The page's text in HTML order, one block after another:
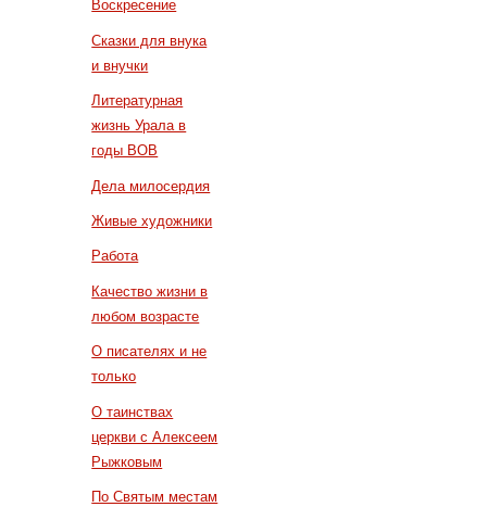
Воскресение
Сказки для внука
и внучки
Литературная
жизнь Урала в
годы ВОВ
Дела милосердия
Живые художники
Работа
Качество жизни в
любом возрасте
О писателях и не
только
О таинствах
церкви с Алексеем
Рыжковым
По Святым местам